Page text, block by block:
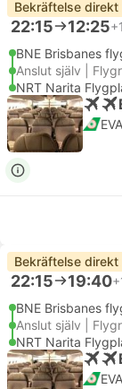
Bekräftelse direkt
22:15 12:25+1
BNE Brisbanes
Anslut själv |
NRT Narita
Bekräftelse direkt
22:15 19:40
BNE Brisbanes
Anslut själv |
NRT Narita